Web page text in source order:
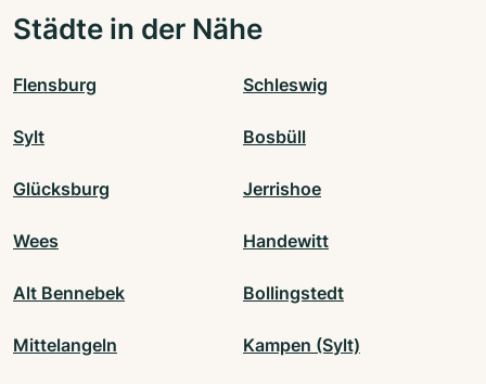
Städte in der Nähe
Flensburg Schleswig
Sylt Bosbüll
Glücksburg Jerrishoe
Wees Handewitt
Alt Bennebek Bollingstedt
Mittelangeln Kampen (Sylt)